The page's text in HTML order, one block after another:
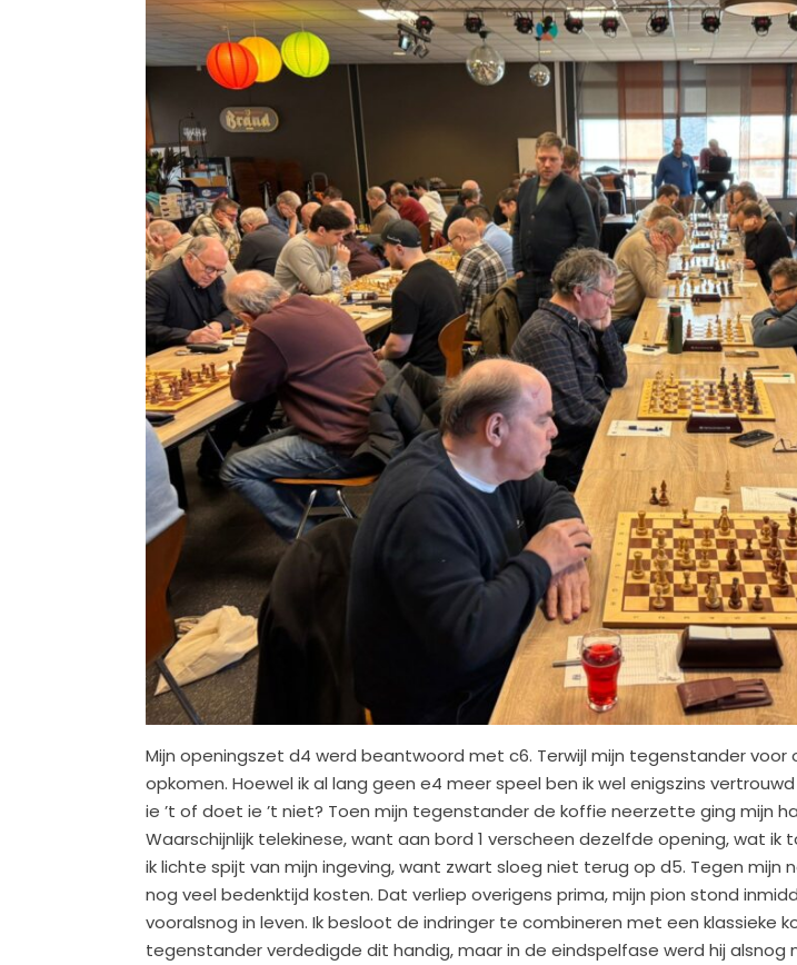
Mijn openingszet d4 werd beantwoord met c6. Terwijl mijn tegenstander voor
opkomen. Hoewel ik al lang geen e4 meer speel ben ik wel enigszins
ie ’t of doet ie ’t niet? Toen mijn tegenstander de koffie neerzette ging mijn
Waarschijnlijk telekinese, want aan bord 1 verscheen dezelfde opening, wat
ik lichte spijt van mijn ingeving, want zwart sloeg niet terug op d5. Tegen mijn
nog veel bedenktijd kosten. Dat verliep overigens prima, mijn pion stond
vooralsnog in leven. Ik besloot de indringer te combineren met een klassieke
tegenstander verdedigde dit handig, maar in de eindspelfase werd hij alsnog